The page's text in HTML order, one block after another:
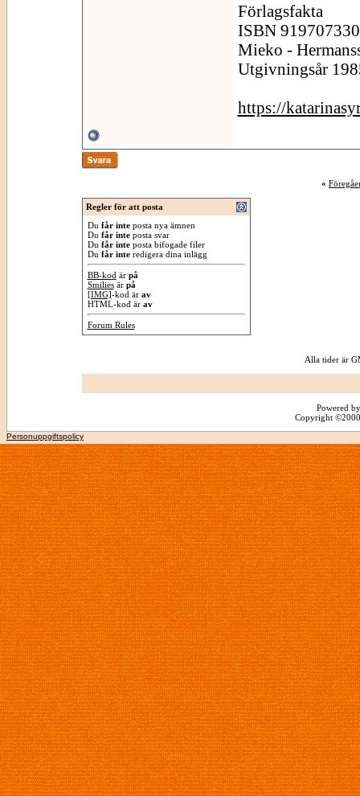
Förlagsfakta
ISBN
Mieko -
Utgivningsår
https://
«
Regler för att posta
Du får inteposta nya ämnen
Du får inteposta svar
Du får inteposta bifogade filer
Du får interedigera dina inlägg
BB-kod är på
Smiliesär på
[IMG]-kod är av
HTML-kod är av
Forum Rules
Alla tider är
Powered
Copyright
Personuppgiftspolicy